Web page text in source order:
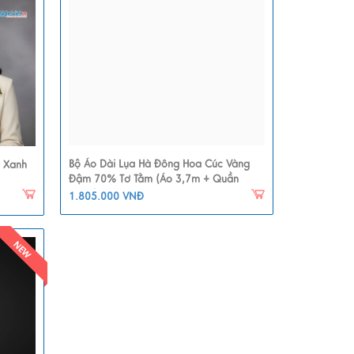
Xanh
Bộ Áo Dài Lụa Hà Đông Hoa Cúc Vàng
Đậm 70% Tơ Tằm (Áo 3,7m + Quần
2,3m) MNV-LHD33
1.805.000 VNĐ